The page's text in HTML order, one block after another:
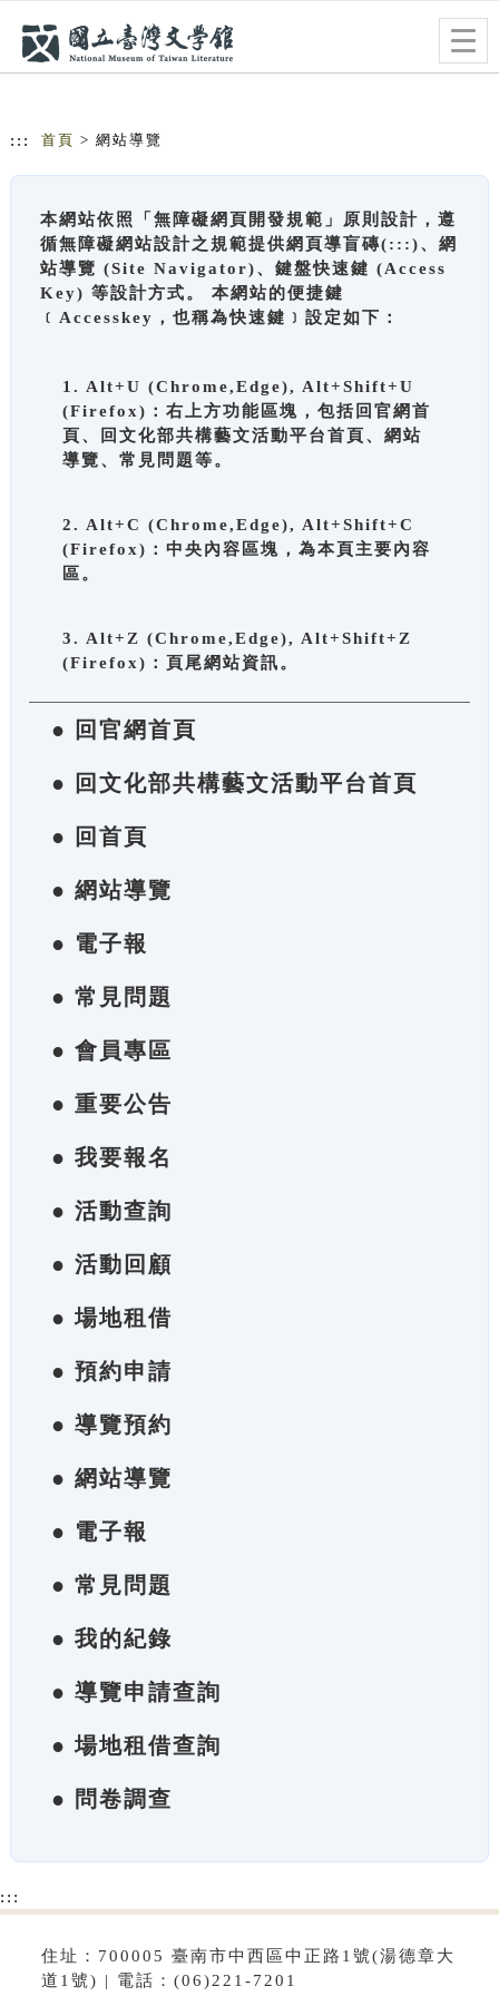
::: 首頁 > 網站導覽
本網站依照「無障礙網頁開發規範」原則設計，遵
循無障礙網站設計之規範提供網頁導盲磚(:::)、網
站導覽 (Site Navigator)、鍵盤快速鍵 (Access
Key) 等設計方式。 本網站的便捷鍵
﹝Accesskey，也稱為快速鍵﹞設定如下：
1. Alt+U (Chrome,Edge), Alt+Shift+U
(Firefox)：右上方功能區塊，包括回官網首
頁、回文化部共構藝文活動平台首頁、網站
導覽、常見問題等。
2. Alt+C (Chrome,Edge), Alt+Shift+C
(Firefox)：中央內容區塊，為本頁主要內容
區。
3. Alt+Z (Chrome,Edge), Alt+Shift+Z
(Firefox)：頁尾網站資訊。
● 回官網首頁
● 回文化部共構藝文活動平台首頁
● 回首頁
● 網站導覽
● 電子報
● 常見問題
● 會員專區
● 重要公告
● 我要報名
● 活動查詢
● 活動回顧
● 場地租借
● 預約申請
● 導覽預約
● 網站導覽
● 電子報
● 常見問題
● 我的紀錄
● 導覽申請查詢
● 場地租借查詢
● 問卷調查
:::
住址：700005 臺南市中西區中正路1號(湯德章大
道1號) | 電話：(06)221-7201